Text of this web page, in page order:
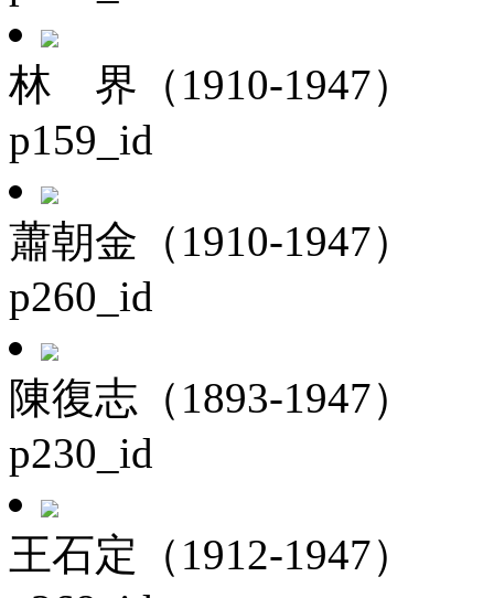
林 界（1910-1947）
p159_id
蕭朝金（1910-1947）
p260_id
陳復志（1893-1947）
p230_id
王石定（1912-1947）